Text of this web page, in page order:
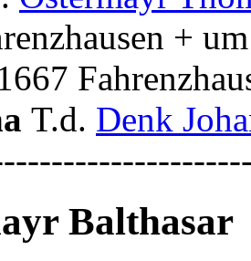
+
T.d. Denk
Balthasar